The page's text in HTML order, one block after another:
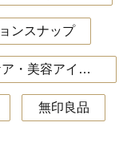
ンスナップ
40代におすすめの化粧品・スキンケア・美容アイテム
無印良品